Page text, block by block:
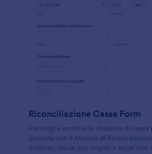
Riconciliazione Cassa Form
Raccogli e archivia le chiusure di cassa
giornata con il Modulo di
Jotform, ideale per negozi e locali che